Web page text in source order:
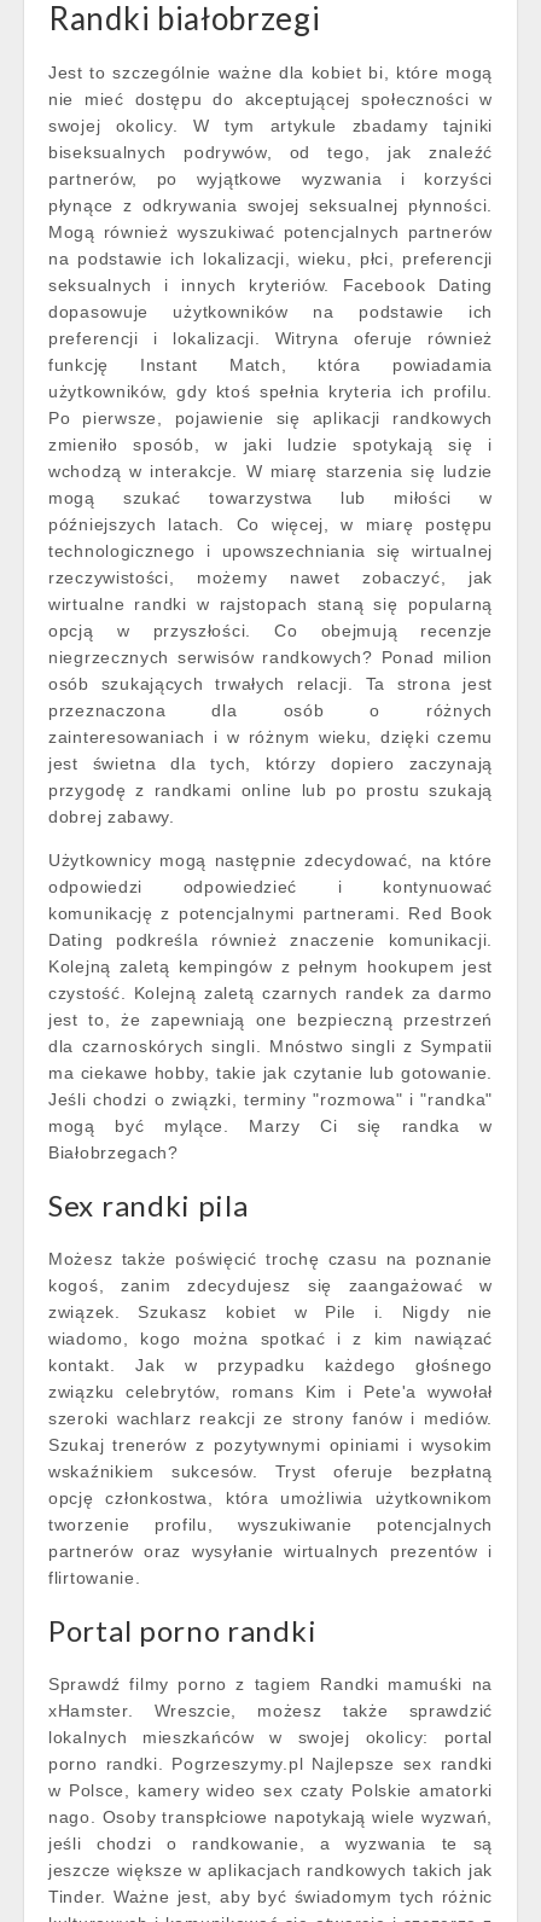
Randki białobrzegi
Jest to szczególnie ważne dla kobiet bi, które mogą
nie mieć dostępu do akceptującej społeczności w
swojej okolicy. W tym artykule zbadamy tajniki
biseksualnych podrywów, od tego, jak znaleźć
partnerów, po wyjątkowe wyzwania i korzyści
płynące z odkrywania swojej seksualnej płynności.
Mogą również wyszukiwać potencjalnych partnerów
na podstawie ich lokalizacji, wieku, płci, preferencji
seksualnych i innych kryteriów. Facebook Dating
dopasowuje użytkowników na podstawie ich
preferencji i lokalizacji. Witryna oferuje również
funkcję Instant Match, która powiadamia
użytkowników, gdy ktoś spełnia kryteria ich profilu.
Po pierwsze, pojawienie się aplikacji randkowych
zmieniło sposób, w jaki ludzie spotykają się i
wchodzą w interakcje. W miarę starzenia się ludzie
mogą szukać towarzystwa lub miłości w
późniejszych latach. Co więcej, w miarę postępu
technologicznego i upowszechniania się wirtualnej
rzeczywistości, możemy nawet zobaczyć, jak
wirtualne randki w rajstopach staną się popularną
opcją w przyszłości. Co obejmują recenzje
niegrzecznych serwisów randkowych? Ponad milion
osób szukających trwałych relacji. Ta strona jest
przeznaczona dla osób o różnych
zainteresowaniach i w różnym wieku, dzięki czemu
jest świetna dla tych, którzy dopiero zaczynają
przygodę z randkami online lub po prostu szukają
dobrej zabawy.
Użytkownicy mogą następnie zdecydować, na które
odpowiedzi odpowiedzieć i kontynuować
komunikację z potencjalnymi partnerami. Red Book
Dating podkreśla również znaczenie komunikacji.
Kolejną zaletą kempingów z pełnym hookupem jest
czystość. Kolejną zaletą czarnych randek za darmo
jest to, że zapewniają one bezpieczną przestrzeń
dla czarnoskórych singli. Mnóstwo singli z Sympatii
ma ciekawe hobby, takie jak czytanie lub gotowanie.
Jeśli chodzi o związki, terminy "rozmowa" i "randka"
mogą być mylące. Marzy Ci się randka w
Białobrzegach?
Sex randki pila
Możesz także poświęcić trochę czasu na poznanie
kogoś, zanim zdecydujesz się zaangażować w
związek. Szukasz kobiet w Pile i. Nigdy nie
wiadomo, kogo można spotkać i z kim nawiązać
kontakt. Jak w przypadku każdego głośnego
związku celebrytów, romans Kim i Pete'a wywołał
szeroki wachlarz reakcji ze strony fanów i mediów.
Szukaj trenerów z pozytywnymi opiniami i wysokim
wskaźnikiem sukcesów. Tryst oferuje bezpłatną
opcję członkostwa, która umożliwia użytkownikom
tworzenie profilu, wyszukiwanie potencjalnych
partnerów oraz wysyłanie wirtualnych prezentów i
flirtowanie.
Portal porno randki
Sprawdź filmy porno z tagiem Randki mamuśki na
xHamster. Wreszcie, możesz także sprawdzić
lokalnych mieszkańców w swojej okolicy: portal
porno randki. Pogrzeszymy.pl Najlepsze sex randki
w Polsce, kamery wideo sex czaty Polskie amatorki
nago. Osoby transpłciowe napotykają wiele wyzwań,
jeśli chodzi o randkowanie, a wyzwania te są
jeszcze większe w aplikacjach randkowych takich jak
Tinder. Ważne jest, aby być świadomym tych różnic